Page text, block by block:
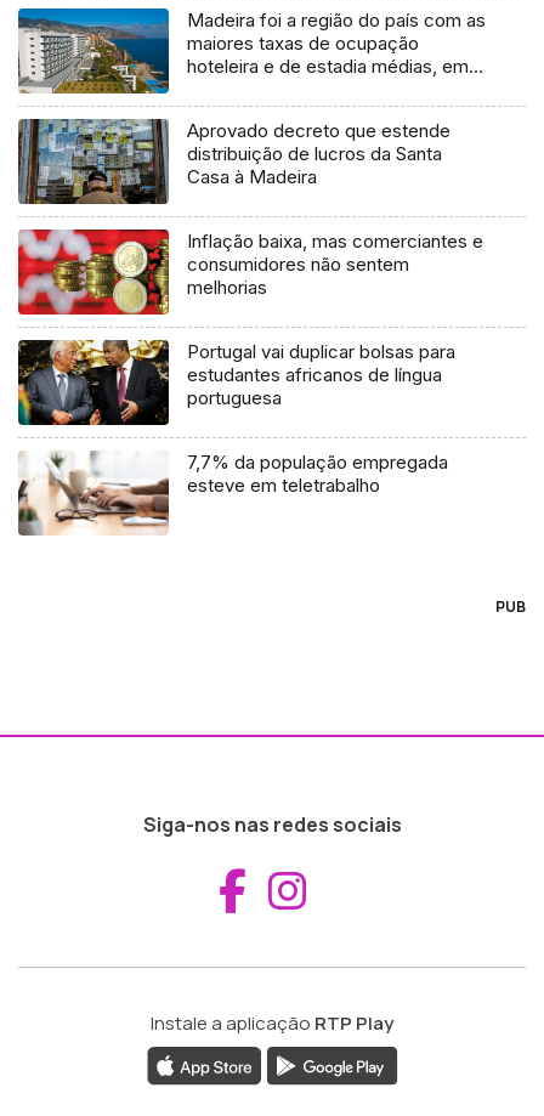
Madeira foi a região do país com as
maiores taxas de ocupação
hoteleira e de estadia médias, em
Aprovado decreto que estende
distribuição de lucros da Santa
Casa à Madeira
Inflação baixa, mas comerciantes e
consumidores não sentem
melhorias
Portugal vai duplicar bolsas para
estudantes africanos de língua
portuguesa
7,7% da população empregada
esteve em teletrabalho
PUB
Siga-nos nas redes sociais
Aceder ao
Instale a aplicação RTP Play